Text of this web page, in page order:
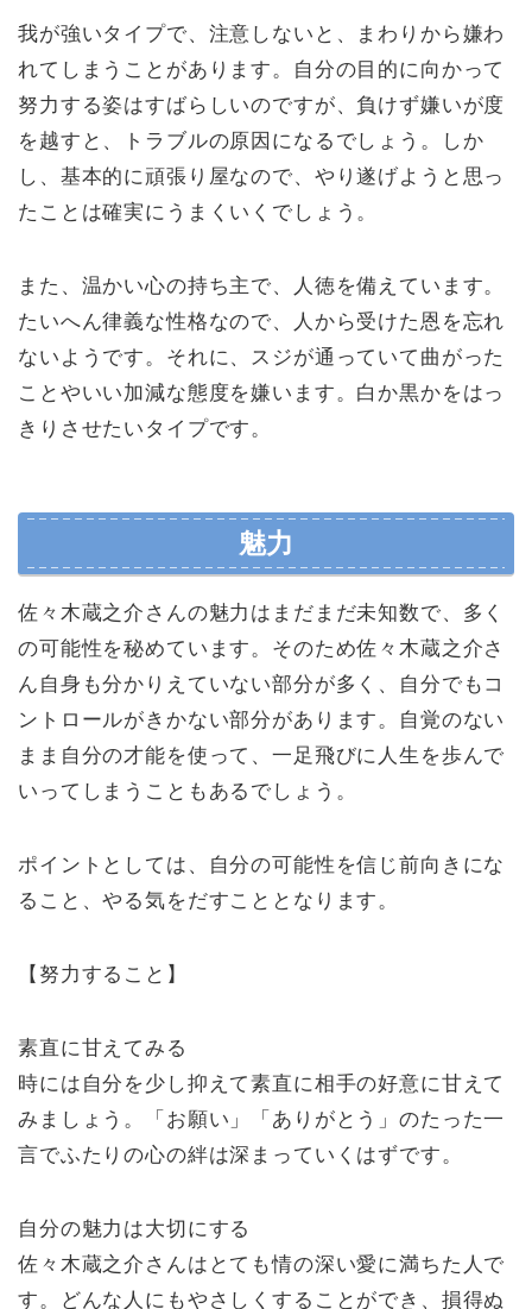
我が強いタイプで、注意しないと、まわりから嫌わ
れてしまうことがあります。自分の目的に向かって
努力する姿はすばらしいのですが、負けず嫌いが度
を越すと、トラブルの原因になるでしょう。しか
し、基本的に頑張り屋なので、やり遂げようと思っ
たことは確実にうまくいくでしょう。
また、温かい心の持ち主で、人徳を備えています。
たいへん律義な性格なので、人から受けた恩を忘れ
ないようです。それに、スジが通っていて曲がった
ことやいい加減な態度を嫌います。白か黒かをはっ
きりさせたいタイプです。
魅力
佐々木蔵之介さんの魅力はまだまだ未知数で、多く
の可能性を秘めています。そのため佐々木蔵之介さ
ん自身も分かりえていない部分が多く、自分でもコ
ントロールがきかない部分があります。自覚のない
まま自分の才能を使って、一足飛びに人生を歩んで
いってしまうこともあるでしょう。
ポイントとしては、自分の可能性を信じ前向きにな
ること、やる気をだすこととなります。
【努力すること】
素直に甘えてみる
時には自分を少し抑えて素直に相手の好意に甘えて
みましょう。「お願い」「ありがとう」のたった一
言でふたりの心の絆は深まっていくはずです。
自分の魅力は大切にする
佐々木蔵之介さんはとても情の深い愛に満ちた人で
す。どんな人にもやさしくすることができ、損得ぬ